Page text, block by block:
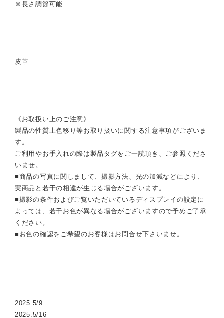
※長さ調節可能
皮革
《お取扱い上のご注意》
製品の性質上色移り等お取り扱いに関する注意事項がございま
す。
ご利用やお手入れの際は製品タグをご一読頂き、ご参照くださ
いませ。
■商品の写真に関しまして、撮影方法、光の加減などにより、
実商品と若干の相違が生じる場合がございます。
■撮影の条件およびご覧いただいているディスプレイの設定に
よっては、若干お色が異なる場合がございますので予めご了承
ください。
■お色の確認をご希望のお客様はお問合せ下さいませ。
2025.5/9
2025.5/16